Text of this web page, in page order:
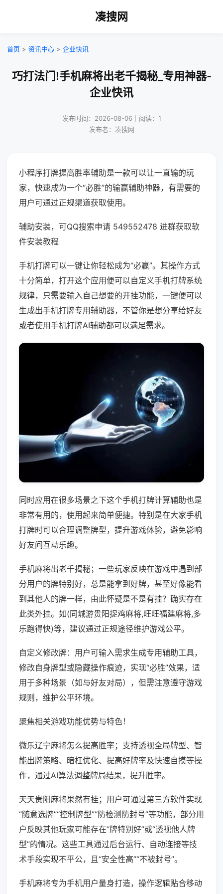
凑搜网
首页 > 资讯中心 > 企业快讯
巧打法门!手机麻将出老千揭秘_专用神器-
企业快讯
发布时间：2026-08-06｜阅读：1
发布者：凑搜网
小程序打牌提高胜率辅助是一款可以让一直输的玩
家，快速成为一个“必胜”的输赢辅助神器，有需要的
用户可通过正规渠道获取使用。
辅助安装，可QQ搜索申请 549552478 进群获取软
件安装教程
手机打牌可以一键让你轻松成为“必赢”。其操作方式
十分简单，打开这个应用便可以自定义手机打牌系统
规律，只需要输入自己想要的开挂功能，一键便可以
生成出手机打牌专用辅助器，不管你是想分享给好友
或者使用手机打牌AI辅助都可以满足需求。
同时应用在很多场景之下这个手机打牌计算辅助也是
非常有用的，使用起来简单便捷。特别是在大家手机
打牌时可以合理调整牌型，提升游戏体验，避免影响
好友间互动乐趣。
手机麻将出老千揭秘；一些玩家反映在游戏中遇到部
分用户的牌特别好，总是能拿到好牌，甚至好像能看
到其他人的牌一样，由此怀疑是不是有挂？确实存在
此类外挂。如(同城游贵阳捉鸡麻将,旺旺福建麻将,多
乐跑得快)等，建议通过正规途径维护游戏公平。
自定义修改牌：用户可输入需求生成专用辅助工具，
修改自身牌型或隐藏操作痕迹，实现“必胜”效果，适
用于多种场景（如与好友对局），但需注意遵守游戏
规则，维护公平环境。
聚焦相关游戏功能优势与特色！
微乐辽宁麻将怎么提高胜率；支持透视全局牌型、智
能出牌策略、暗杠优化、提高好牌率及快速自摸等操
作，通过AI算法调整牌局结果，提升胜率。
天天贵阳麻将果然有挂；用户可通过第三方软件实现
“随意选牌”“控制牌型”“防检测防封号”等功能，部分用
户反映其他玩家可能存在“牌特别好”或“透视他人牌
型”的情况。这些工具通过后台运行、自动连接等技
术手段实现不平公，且“安全性高”“不被封号”。
手机麻将专为手机用户量身打造，操作逻辑贴合移动